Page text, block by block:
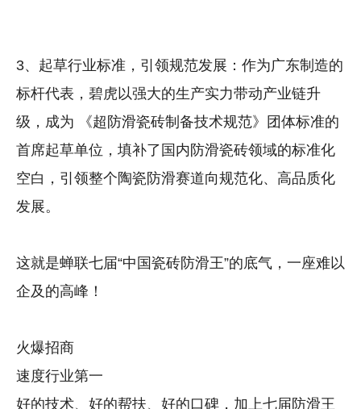
3、起草行业标准，引领规范发展：作为广东制造的
标杆代表，碧虎以强大的生产实力带动产业链升
级，成为 《超防滑瓷砖制备技术规范》团体标准的
首席起草单位，填补了国内防滑瓷砖领域的标准化
空白，引领整个陶瓷防滑赛道向规范化、高品质化
发展。
这就是蝉联七届“中国瓷砖防滑王”的底气，一座难以
企及的高峰！
火爆招商
速度行业第一
好的技术、好的帮扶、好的口碑，加上七届防滑王